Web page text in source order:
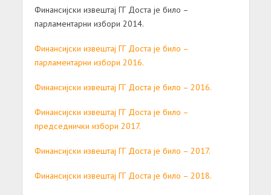
Финансијски извештај ГГ Доста је било –
парламентарни избори 2014.
Финансијски извештај ГГ Доста је било –
парламентарни избори 2016.
Финансијски извештај ГГ Доста је било – 2016.
Финансијски извештај ГГ Доста је било –
председнички избори 2017.
Финансијски извештај ГГ Доста је било – 2017.
Финансијски извештај ГГ Доста је било – 2018.